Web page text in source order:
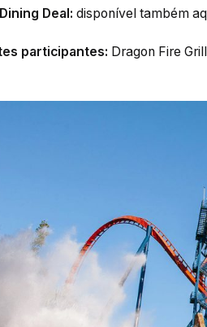
Deal: disponível também
participantes: Dragon Fire